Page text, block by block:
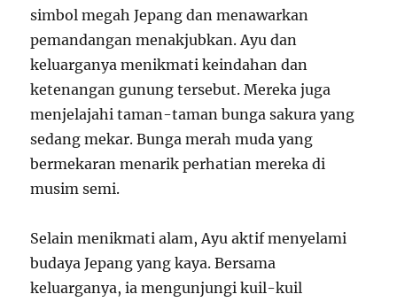
simbol megah Jepang dan menawarkan
pemandangan menakjubkan. Ayu dan
keluarganya menikmati keindahan dan
ketenangan gunung tersebut. Mereka juga
menjelajahi taman-taman bunga sakura yang
sedang mekar. Bunga merah muda yang
bermekaran menarik perhatian mereka di
musim semi.
Selain menikmati alam, Ayu aktif menyelami
budaya Jepang yang kaya. Bersama
keluarganya, ia mengunjungi kuil-kuil